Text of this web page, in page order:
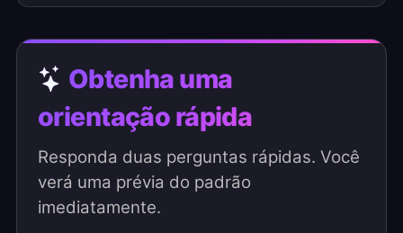
Obtenha uma
orientação rápida
Responda duas perguntas rápidas. Você
verá uma prévia do padrão
imediatamente.